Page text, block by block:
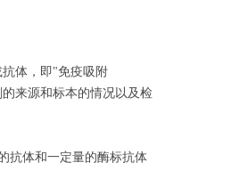
体，即"免疫吸附
来源和标本的情况以及检
抗体和一定量的酶标抗体